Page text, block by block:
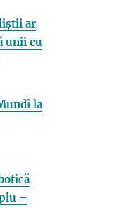
ar
unii cu
la
–